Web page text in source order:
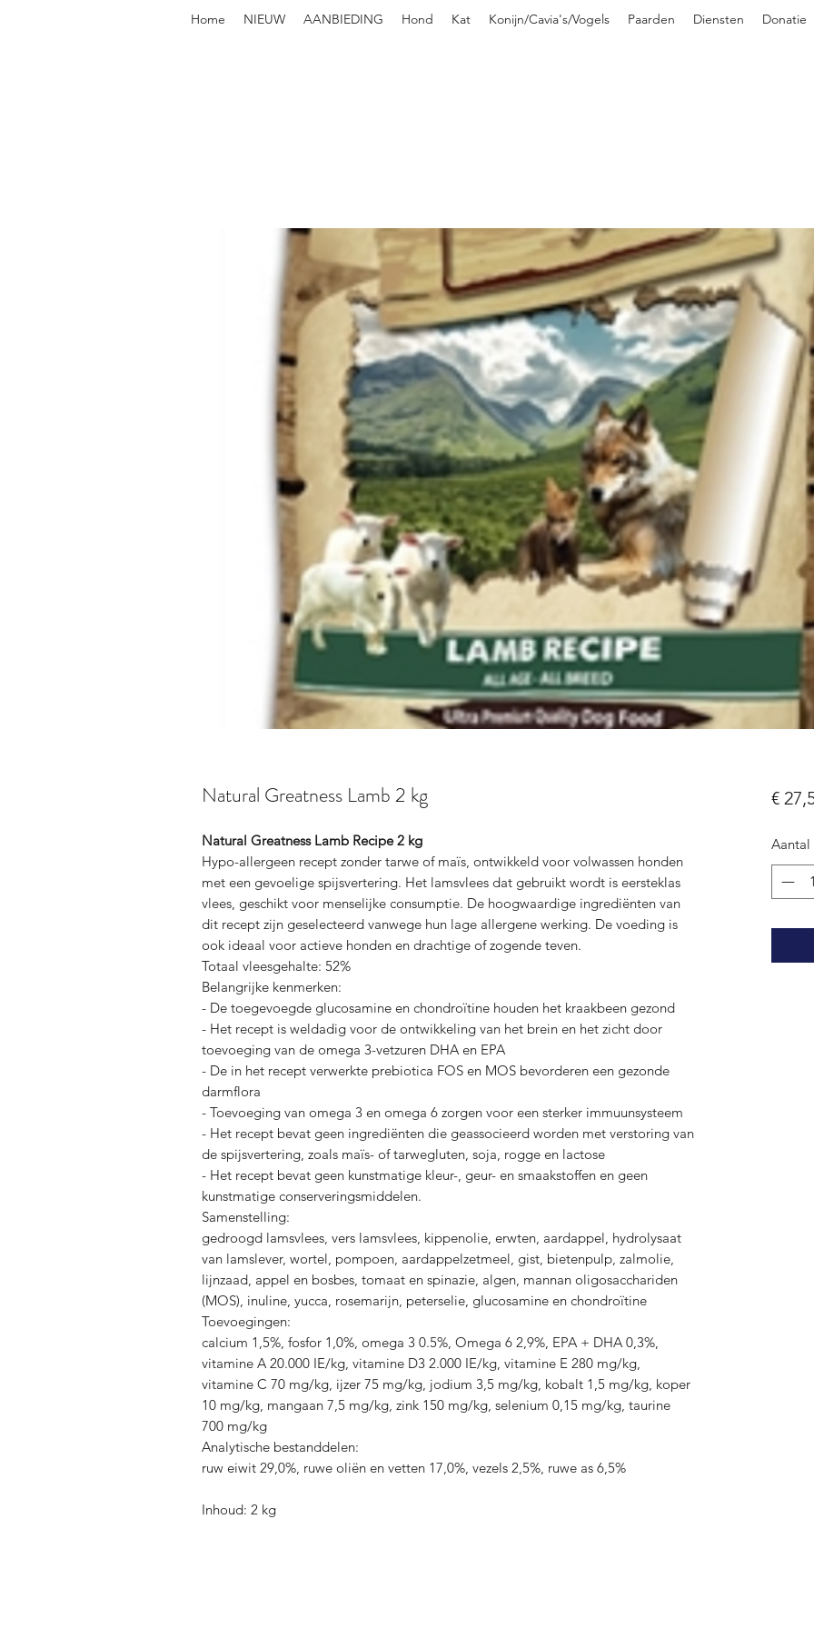
Home NIEUW AANBIEDING Hond Kat Konijn/Cavia's/Vogels Paarden Diensten Donatie
Natural Greatness Lamb 2 kg
Natural Greatness Lamb Recipe 2 kg
Hypo-allergeen recept zonder tarwe of maïs, ontwikkeld voor volwassen honden
met een gevoelige spijsvertering. Het lamsvlees dat gebruikt wordt is eersteklas
vlees, geschikt voor menselijke consumptie. De hoogwaardige ingrediënten van
dit recept zijn geselecteerd vanwege hun lage allergene werking. De voeding is
ook ideaal voor actieve honden en drachtige of zogende teven.
Totaal vleesgehalte: 52%
Belangrijke kenmerken:
- De toegevoegde glucosamine en chondroïtine houden het kraakbeen gezond
- Het recept is weldadig voor de ontwikkeling van het brein en het zicht door
toevoeging van de omega 3-vetzuren DHA en EPA
- De in het recept verwerkte prebiotica FOS en MOS bevorderen een gezonde
darmflora
- Toevoeging van omega 3 en omega 6 zorgen voor een sterker immuunsysteem
- Het recept bevat geen ingrediënten die geassocieerd worden met verstoring van
de spijsvertering, zoals maïs- of tarwegluten, soja, rogge en lactose
- Het recept bevat geen kunstmatige kleur-, geur- en smaakstoffen en geen
kunstmatige conserveringsmiddelen.
Samenstelling:
gedroogd lamsvlees, vers lamsvlees, kippenolie, erwten, aardappel, hydrolysaat
van lamslever, wortel, pompoen, aardappelzetmeel, gist, bietenpulp, zalmolie,
lijnzaad, appel en bosbes, tomaat en spinazie, algen, mannan oligosacchariden
(MOS), inuline, yucca, rosemarijn, peterselie, glucosamine en chondroïtine
Toevoegingen:
calcium 1,5%, fosfor 1,0%, omega 3 0.5%, Omega 6 2,9%, EPA + DHA 0,3%,
vitamine A 20.000 IE/kg, vitamine D3 2.000 IE/kg, vitamine E 280 mg/kg,
vitamine C 70 mg/kg, ijzer 75 mg/kg, jodium 3,5 mg/kg, kobalt 1,5 mg/kg, koper
10 mg/kg, mangaan 7,5 mg/kg, zink 150 mg/kg, selenium 0,15 mg/kg, taurine
700 mg/kg
Analytische bestanddelen:
ruw eiwit 29,0%, ruwe oliën en vetten 17,0%, vezels 2,5%, ruwe as 6,5%
Inhoud: 2 kg
€
Aantal